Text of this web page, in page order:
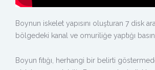
Boynun iskelet yapısını oluşturan 7 disk
bölgedeki kanal ve omuriliğe yaptığı
Boyun fıtığı, herhangi bir belirti